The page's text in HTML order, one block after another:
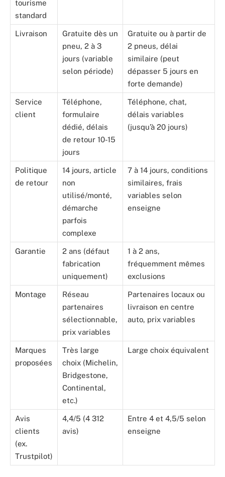
tourisme
standard
Livraison
Gratuite dès un
pneu, 2 à 3
jours (variable
selon période)
Gratuite ou à partir de
2 pneus, délai
similaire (peut
dépasser 5 jours en
forte demande)
Service
client
Téléphone,
formulaire
dédié, délais
de retour 10-15
jours
Téléphone, chat,
délais variables
(jusqu’à 20 jours)
Politique
de retour
14 jours, article
non
utilisé/monté,
démarche
parfois
complexe
7 à 14 jours, conditions
similaires, frais
variables selon
enseigne
Garantie
2 ans (défaut
fabrication
uniquement)
1 à 2 ans,
fréquemment mêmes
exclusions
Montage
Réseau
partenaires
sélectionnable,
prix variables
Partenaires locaux ou
livraison en centre
auto, prix variables
Marques
proposées
Très large
choix (Michelin,
Bridgestone,
Continental,
etc.)
Large choix équivalent
Avis
clients
(ex.
Trustpilot)
4,4/5 (4 312
avis)
Entre 4 et 4,5/5 selon
enseigne